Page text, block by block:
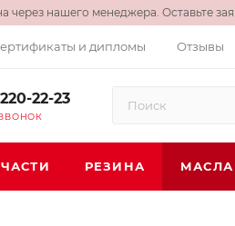
через нашего менеджера. Оставьте
и дипломы Отзывы
22-23
РЕЗИНА